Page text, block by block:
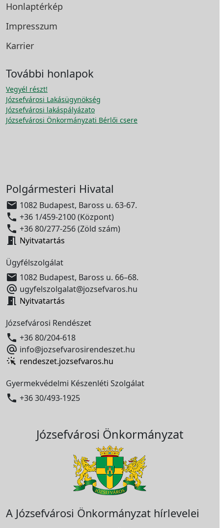
Honlaptérkép
Impresszum
Karrier
További honlapok
Vegyél részt!
Józsefvárosi Lakásügynökség
Józsefvárosi lakáspályázato
Józsefvárosi Önkormányzati Bérlői csere
Polgármesteri Hivatal
 1082 Budapest, Baross u. 63-67.
 +36 1/459-2100 (Központ)
 +36 80/277-256 (Zöld szám)
 Nyitvatartás
Ügyfélszolgálat
 1082 Budapest, Baross u. 66–68.
 ugyfelszolgalat@jozsefvaros.hu
 Nyitvatartás
Józsefvárosi Rendészet
 +36 80/204-618
 info@jozsefvarosirendeszet.hu
rendeszet.jozsefvaros.hu
Gyermekvédelmi Készenléti Szolgálat
 +36 30/493-1925
Józsefvárosi Önkormányzat
A Józsefvárosi Önkormányzat hírlevelei